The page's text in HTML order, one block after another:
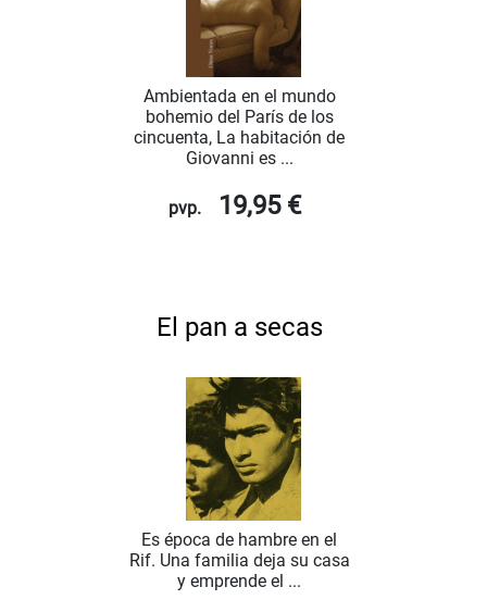
Ambientada en el mundo
bohemio del París de los
cincuenta, La habitación de
Giovanni es ...
pvp. 19,95 €
El pan a secas
Es época de hambre en el
Rif. Una familia deja su casa
y emprende el ...